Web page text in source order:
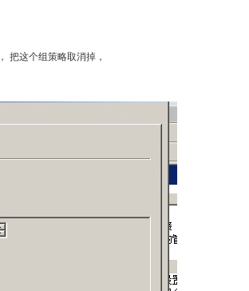
把这个组策略取消掉，